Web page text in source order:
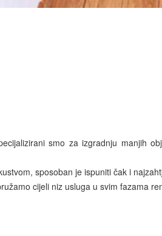
smo za izgradnju manjih
sposoban je ispuniti čak i
cijeli niz usluga u svim fazama